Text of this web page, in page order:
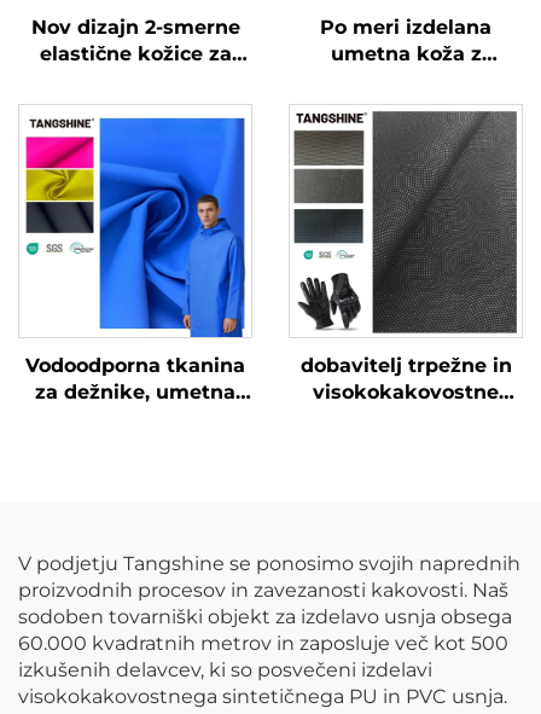
Nov dizajn 2-smerne
elastične kožice za
izdelana umetna koža
Po meri izdelana
umetna koža z
za oblačila in jakne
Vodoodporna tkanina
za dežnike, umetna
dobavitelj trpežne in
visokokakovostne
V podjetju Tangshine se ponosimo svojih naprednih
proizvodnih procesov in zavezanosti kakovosti. Naš
sodoben tovarniški objekt za izdelavo usnja obsega
60.000 kvadratnih metrov in zaposluje več kot 500
izkušenih delavcev, ki so posvečeni izdelavi
visokokakovostnega sintetičnega PU in PVC usnja.